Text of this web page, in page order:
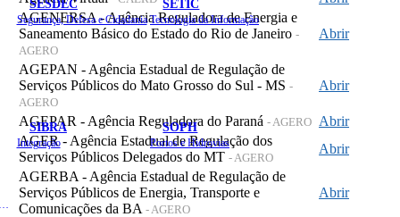
SESDEC
Segurança, Defesa e Cidadania
SETIC
Tecnologia da Informação
SIBRA
Integração
SOPH
Portos e Hidrovias
AGENERSA - Agência Reguladora de Energia e
Saneamento Básico do Estado do Rio de Janeiro -
AGERO
Abrir
AGEPAN - Agência Estadual de Regulação de
Serviços Públicos do Mato Grosso do Sul - MS -
AGERO
Abrir
AGEPAR - Agência Reguladora do Paraná - AGERO Abrir
AGER - Agência Estadual de Regulação dos
Serviços Públicos Delegados do MT - AGERO
Abrir
AGERBA - Agência Estadual de Regulação de
Serviços Públicos de Energia, Transporte e
Comunicações da BA - AGERO
Abrir